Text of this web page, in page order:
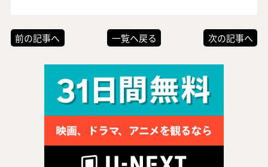
前の記事へ 一覧へ戻る 次の記事へ